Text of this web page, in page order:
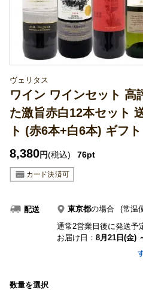
ヴェリタス
ワイン ワインセット 高
た激旨赤白12本セット
ト (赤6本+白6本) ギフ
8,380円(税込) 76pt
配送 東京都の場合
(常温
通常2営業日後に発送予
お届け日： 8月21日(金)
数量を選択